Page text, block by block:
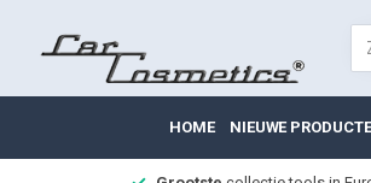
HOME NIEUWE